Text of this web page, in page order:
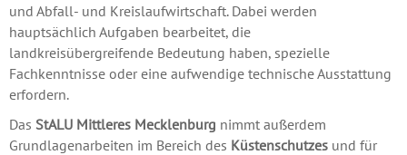
und Abfall- und Kreislaufwirtschaft. Dabei werden
hauptsächlich Aufgaben bearbeitet, die
landkreisübergreifende Bedeutung haben, spezielle
Fachkenntnisse oder eine aufwendige technische Ausstattung
erfordern.
Das StALU Mittleres Mecklenburg nimmt außerdem
Grundlagenarbeiten im Bereich des Küstenschutzes und für